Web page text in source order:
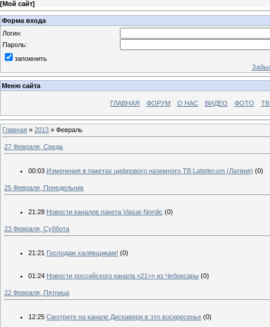
[Мой сайт]
Форма входа
Логин:
Пароль:
запомнить
Меню сайта
ГЛАВНАЯ ФОРУМ О НАС ВИДЕО ФОТО ТВ
Главная » 2013 » Февраль
27 Февраля, Среда
00:03 Изменения в пакетах цифрового наземного ТВ Lattelecom (Латвия) (0)
25 Февраля, Понедельник
21:28 Новости каналов пакета Viasat-Nordic (0)
23 Февраля, Суббота
21:21 Господам халявщикам! (0)
01:24 Новости российского канала «21+» из Чебоксары (0)
22 Февраля, Пятница
12:25 Смотрите на канале Дискавери в это воскресенье (0)